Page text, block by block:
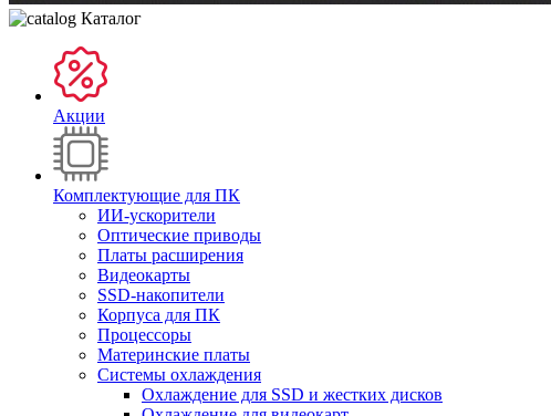
Каталог
Акции
Комплектующие для ПК
ИИ-ускорители
Оптические приводы
Платы расширения
Видеокарты
SSD-накопители
Корпуса для ПК
Процессоры
Материнские платы
Системы охлаждения
Охлаждение для SSD и жестких дисков